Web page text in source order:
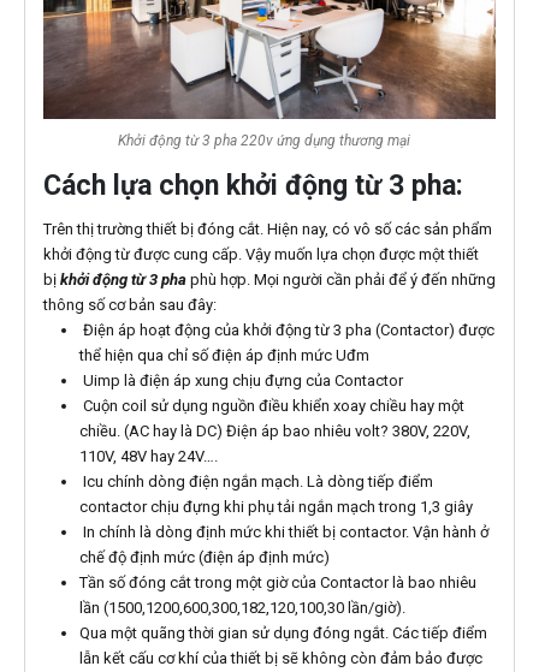
Khởi động từ 3 pha 220v ứng dụng thương mại
Cách lựa chọn khởi động từ 3 pha:
Trên thị trường thiết bị đóng cắt. Hiện nay, có vô số các sản phẩm
khởi động từ được cung cấp. Vậy muốn lựa chọn được một thiết
bị khởi động từ 3 pha phù hợp. Mọi người cần phải để ý đến những
thông số cơ bản sau đây:
Điện áp hoạt động của khởi động từ 3 pha (Contactor) được
thể hiện qua chỉ số điện áp định mức Uđm
Uimp là điện áp xung chịu đựng của Contactor
Cuộn coil sử dụng nguồn điều khiển xoay chiều hay một
chiều. (AC hay là DC) Điện áp bao nhiêu volt? 380V, 220V,
110V, 48V hay 24V….
Icu chính dòng điện ngắn mạch. Là dòng tiếp điểm
contactor chịu đựng khi phụ tải ngắn mạch trong 1,3 giây
In chính là dòng định mức khi thiết bị contactor. Vận hành ở
chế độ định mức (điện áp định mức)
Tần số đóng cắt trong một giờ của Contactor là bao nhiêu
lần (1500,1200,600,300,182,120,100,30 lần/giờ).
Qua một quãng thời gian sử dụng đóng ngắt. Các tiếp điểm
lẫn kết cấu cơ khí của thiết bị sẽ không còn đảm bảo được